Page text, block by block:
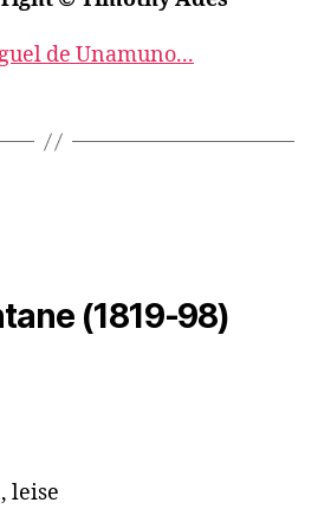
de Unamuno...
(1819-98)
leise